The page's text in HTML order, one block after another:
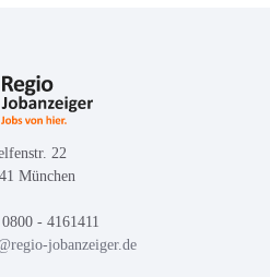
22
München
0800 - 4161411
jobanzeiger.de